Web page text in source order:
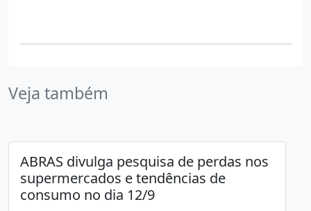
Veja também
ABRAS divulga pesquisa de perdas nos
supermercados e tendências de
consumo no dia 12/9